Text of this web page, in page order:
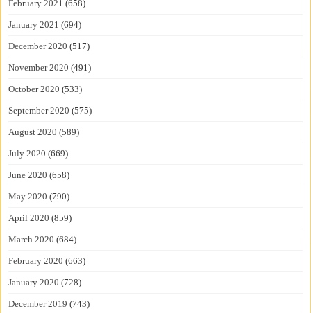
February 2021 (658)
January 2021 (694)
December 2020 (517)
November 2020 (491)
October 2020 (533)
September 2020 (575)
August 2020 (589)
July 2020 (669)
June 2020 (658)
May 2020 (790)
April 2020 (859)
March 2020 (684)
February 2020 (663)
January 2020 (728)
December 2019 (743)